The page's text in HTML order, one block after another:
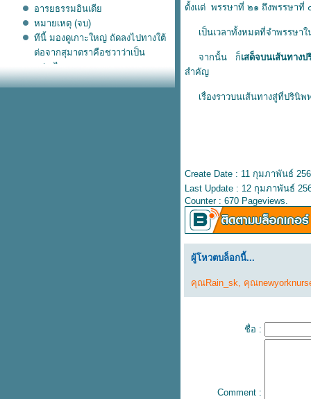
อารยธรรมอินเดี
หมายเหตุ (จบ)
ทีนี้ มองดูเกาะใหญ่ ถัดลงไปทางใต้
ต่อจากสุมาตราคือชวาว่าเป็น
อย่างไร
มะละกาลับหาย สุมาตรา-ชวา เฟื่อง
ตั้งแต่ พรรษาที่ ๒๑ ถึงพรรษาที่
เป็นเวลาทั้งหมดที่จําพรรษาใ
จากนั้น ก็เสด็จบนเส้นทาง
สําคัญ
เรื่องราวบนเส้นทางสู่ที่ปรินิพ
Create Date : 11 กุมภาพันธ์
Last Update : 12 กุมภาพันธ์
Counter : 670 Pageviews.
ผู้โหวตบล็อกนี้...
คุณRain_sk, คุณ
ชื่อ :
Comment :